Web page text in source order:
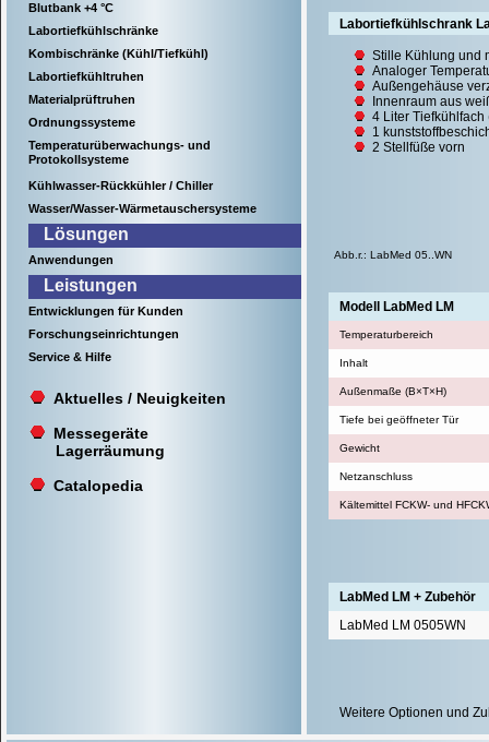
Blutbank +4 °C
Labortiefkühlschränke
Kombischränke (Kühl/Tiefkühl)
Labortiefkühltruhen
Materialprüftruhen
Ordnungssysteme
Temperaturüberwachungs- und
Protokollsysteme
Kühlwasser-Rückkühler / Chiller
Wasser/Wasser-Wärmetauschersysteme
Lösungen
Anwendungen
Leistungen
Entwicklungen für Kunden
Forschungseinrichtungen
Service & Hilfe
Aktuelles / Neuigkeiten
Messegeräte
Lagerräumung
Catalopedia
Labortiefkühlschrank
Stille Kühlung und
Analoger
Außengehäuse
Innenraum aus
4 Liter
1
2 Stellfüße vorn
Abb.r.: LabMed 05..WN
Modell LabMed LM
Temperaturbereich
Inhalt
Außenmaße (B×T×H)
Tiefe bei geöffneter Tür
Gewicht
Netzanschluss
Kältemittel FCKW- und
LabMed LM + Zubehör
LabMed LM 0505WN
Weitere Optionen und